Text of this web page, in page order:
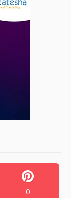
0